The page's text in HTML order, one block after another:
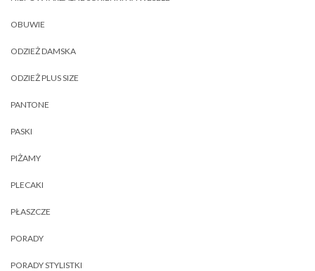
OBUWIE
ODZIEŻ DAMSKA
ODZIEŻ PLUS SIZE
PANTONE
PASKI
PIŻAMY
PLECAKI
PŁASZCZE
PORADY
PORADY STYLISTKI